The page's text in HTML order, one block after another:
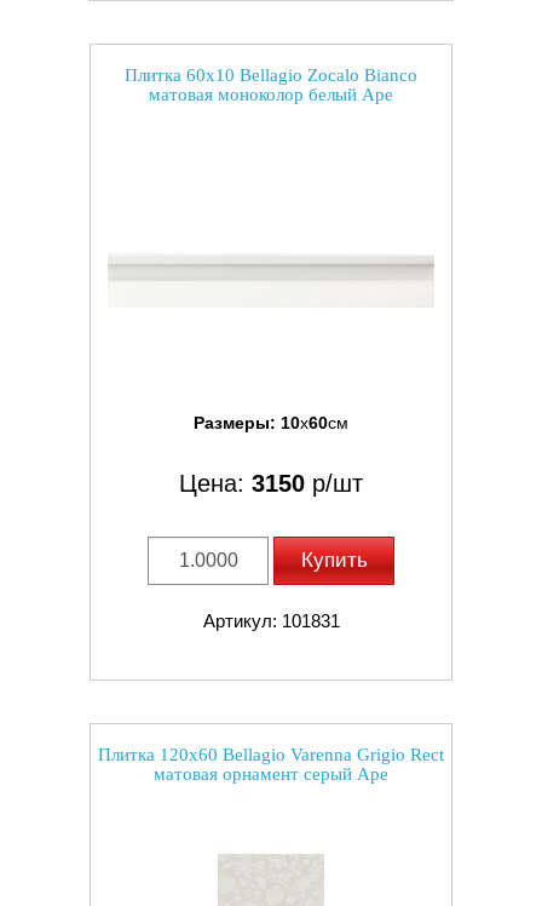
Плитка 60x10 Bellagio Zocalo Bianco
матовая моноколор белый Ape
Размеры: 10x60см
Цена: 3150 р/шт
Купить
Артикул: 101831
Плитка 120x60 Bellagio Varenna Grigio Rect
матовая орнамент серый Ape